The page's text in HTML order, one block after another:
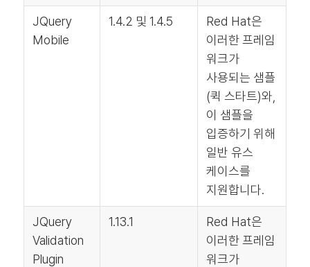
JQuery
Mobile
1.4.2 및 1.4.5
Red Hat은
이러한 프레임
워크가
사용되는 샘플
(퀵 스타트)와,
이 샘플을
입증하기 위해
일반 유스
케이스를
지원합니다.
JQuery
Validation
Plugin
1.13.1
Red Hat은
이러한 프레임
워크가